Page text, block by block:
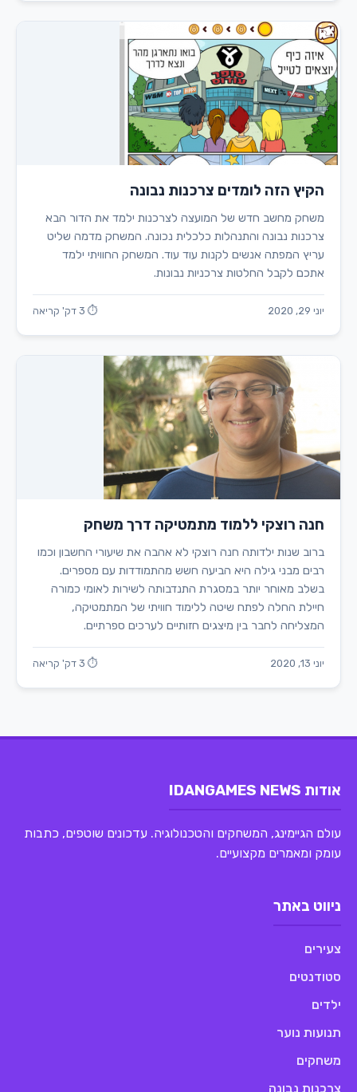
הקיץ הזה לומדים צרכנות נבונה
משחק מחשב חדש של המועצה לצרכנות ילמד את הדור הבא
צרכנות נבונה והתנהלות כלכלית נכונה. המשחק מדמה שליט
עריץ המפתה אנשים לקנות עוד עוד. המשחק החוויתי ילמד
אתכם לקבל החלטות צרכניות נבונות.
יוני 29, 2020 ⏱ 3 דק' קריאה
חנה רוצקי ללמוד מתמטיקה דרך משחק
ברוב שנות ילדותה חנה רוצקי לא אהבה את שיעורי החשבון וכמו
רבים מבני גילה היא הביעה חשש מהתמודדות עם מספרים.
בשלב מאוחר יותר במסגרת התנדבותה לשירות לאומי כמורה
חיילת החלה לפתח שיטה ללימוד חוויתי של המתמטיקה,
המצליחה לחבר בין מיצגים חזותיים לערכים ספרתיים.
יוני 13, 2020 ⏱ 3 דק' קריאה
אודות IDANGAMES NEWS
עולם הגיימינג, המשחקים והטכנולוגיה. עדכונים שוטפים, כתבות
עומק ומאמרים מקצועיים.
ניווט באתר
צעירים
סטודנטים
ילדים
תנועות נוער
משחקים
צרכנות נבונה